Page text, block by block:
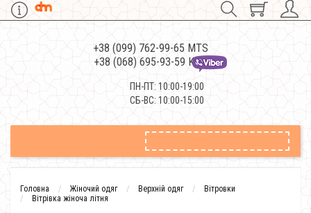
+38 (099) 762-99-65 MTS
+38 (068) 695-93-59 Kievstar
ПН-ПТ: 10:00-19:00
СБ-ВС: 10:00-15:00
Головна Жіночий одяг Верхній одяг
Вітровки
Вітрівка жіноча літня